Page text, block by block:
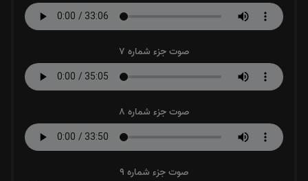
صوت جزء شماره 7
صوت جزء شماره 8
صوت جزء شماره 9